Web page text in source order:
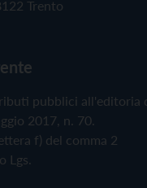
Trento
pubblici all'editoria
2017, n. 70.
f) del comma 2
Lgs.